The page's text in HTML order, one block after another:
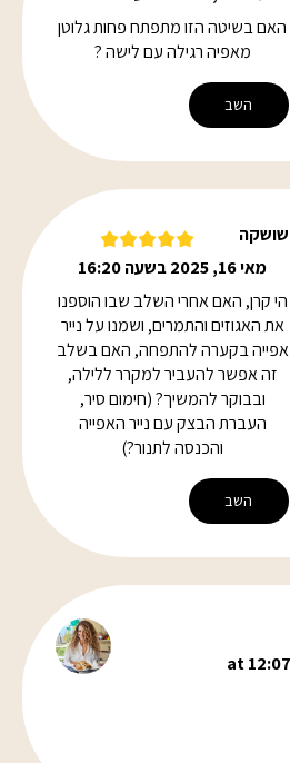
האם בשיטה הזו מתפתח פחות גלוטן
מאפיה רגילה עם לישה ?
השב
שושקה
מאי 16, 2025 בשעה 16:20
הי קרן, האם אחרי השלב שבו הוספנו
את האגוזים והתמרים, ושמנו על נייר
אפייה בקערה להתפחה, האם בשלב
זה אפשר להעביר למקרר ללילה,
ובבוקר להמשיך? (חימום סיר,
העברת הבצק עם נייר האפייה
והכנסה לתנור?)
השב